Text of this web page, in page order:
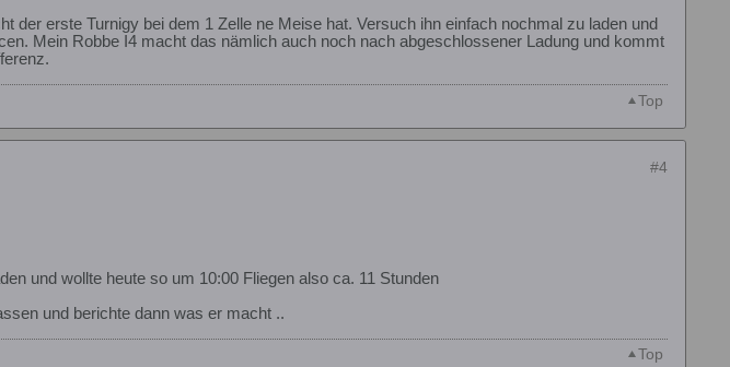
der erste Turnigy bei dem 1 Zelle ne Meise hat. Versuch ihn einfach nochmal zu laden und
Mein Robbe I4 macht das nämlich auch noch nach abgeschlossener Ladung und kommt
Top
#4
und wollte heute so um 10:00 Fliegen also ca. 11 Stunden
und berichte dann was er macht ..
Top